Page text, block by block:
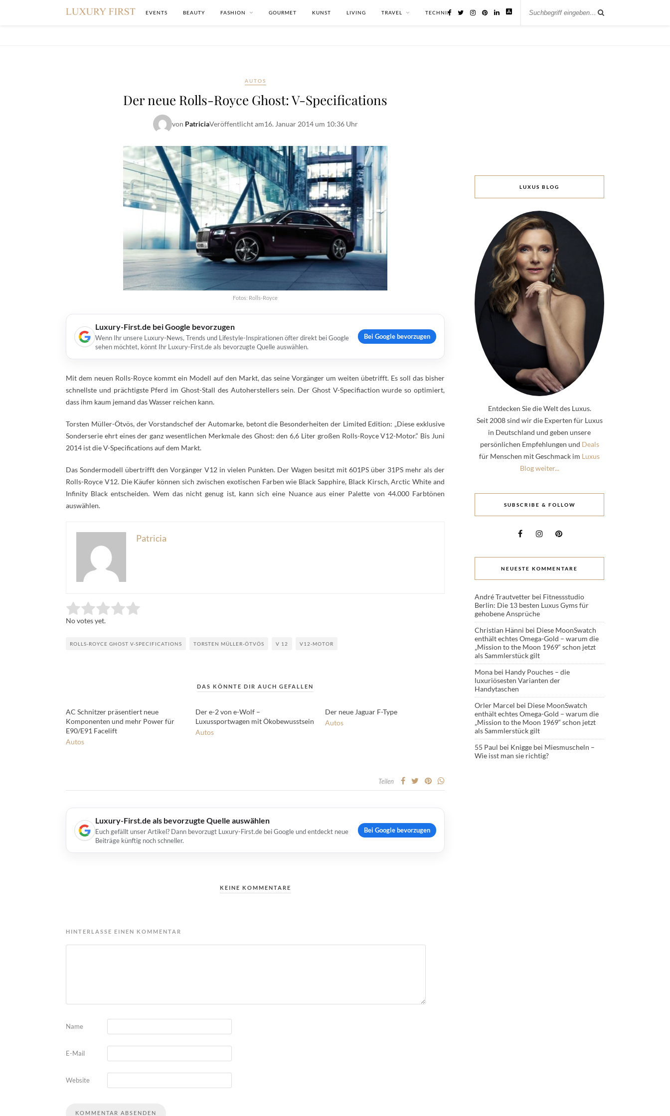
EVENTS BEAUTY FASHION GOURMET KUNST LIVING TRAVEL TECHNIK
AUTOS
Der neue Rolls-Royce Ghost: V-Specifications
von PatriciaVeröffentlicht am16. Januar 2014 um 10:36 Uhr
Fotos: Rolls-Royce
Luxury-First.de bei Google bevorzugen
Wenn Ihr unsere Luxury-News, Trends und Lifestyle-Inspirationen öfter direkt bei Google
sehen möchtet, könnt Ihr Luxury-First.de als bevorzugte Quelle auswählen.
Bei Google bevorzugen
Mit dem neuen Rolls-Royce kommt ein Modell auf den Markt, das seine Vorgänger um weiten übetrifft. Es soll das bisher
schnellste und prächtigste Pferd im Ghost-Stall des Autoherstellers sein. Der Ghost V-Specifiaction wurde so optimiert,
dass ihm kaum jemand das Wasser reichen kann.
Torsten Müller-Ötvös, der Vorstandschef der Automarke, betont die Besonderheiten der Limited Edition: „Diese exklusive
Sonderserie ehrt eines der ganz wesentlichen Merkmale des Ghost: den 6,6 Liter großen Rolls-Royce V12-Motor.“ Bis Juni
2014 ist die V-Specifications auf dem Markt.
Das Sondermodell übertrifft den Vorgänger V12 in vielen Punkten. Der Wagen besitzt mit 601PS über 31PS mehr als der
Rolls-Royce V12. Die Käufer können sich zwischen exotischen Farben wie Black Sapphire, Black Kirsch, Arctic White and
Infinity Black entscheiden. Wem das nicht genug ist, kann sich eine Nuance aus einer Palette von 44.000 Farbtönen
auswählen.
Patricia
Rate this item: Submit Rating
No votes yet.
ROLLS-ROYCE GHOST V-SPECIFICATIONS TORSTEN MÜLLER-ÖTVÖS V 12 V12-MOTOR
DAS KÖNNTE DIR AUCH GEFALLEN
AC Schnitzer präsentiert neue
Komponenten und mehr Power für
E90/E91 Facelift
Autos
Der e-2 von e-Wolf –
Luxussportwagen mit Ökobewusstsein
Autos
Der neue Jaguar F-Type
Autos
Teilen
Luxury-First.de als bevorzugte Quelle auswählen
Euch gefällt unser Artikel? Dann bevorzugt Luxury-First.de bei Google und entdeckt neue
Beiträge künftig noch schneller.
Bei Google bevorzugen
KEINE KOMMENTARE
HINTERLASSE EINEN KOMMENTAR
Name
E-Mail
Website
LUXUS BLOG
Entdecken Sie die Welt des Luxus.
Seit 2008 sind wir die Experten für Luxus
in Deutschland und geben unsere
persönlichen Empfehlungen und Deals
für Menschen mit Geschmack im Luxus
Blog weiter...
SUBSCRIBE & FOLLOW
NEUESTE KOMMENTARE
André Trautvetter bei Fitnessstudio
Berlin: Die 13 besten Luxus Gyms für
gehobene Ansprüche
Christian Hänni bei Diese MoonSwatch
enthält echtes Omega-Gold – warum die
„Mission to the Moon 1969“ schon jetzt
als Sammlerstück gilt
Mona bei Handy Pouches – die
luxuriösesten Varianten der
Handytaschen
Orler Marcel bei Diese MoonSwatch
enthält echtes Omega-Gold – warum die
„Mission to the Moon 1969“ schon jetzt
als Sammlerstück gilt
55 Paul bei Knigge bei Miesmuscheln –
Wie isst man sie richtig?